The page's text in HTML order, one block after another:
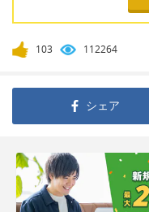
103 112264
シェア